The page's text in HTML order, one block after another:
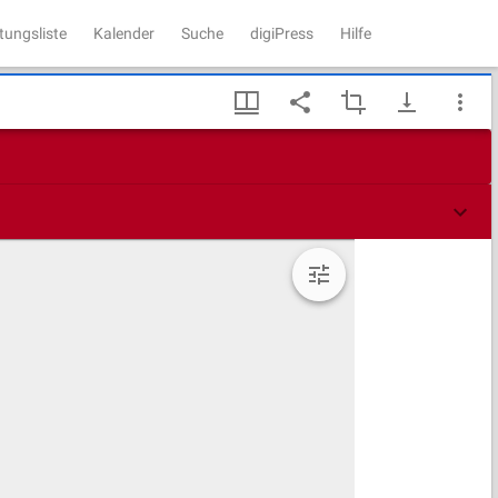
Kalender Suche digiPress Hilfe